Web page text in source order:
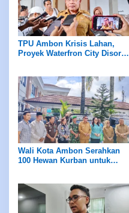
TPU Ambon Krisis Lahan,
Proyek Waterfron City Disorot
Wali Kota Ambon Serahkan
100 Hewan Kurban untuk